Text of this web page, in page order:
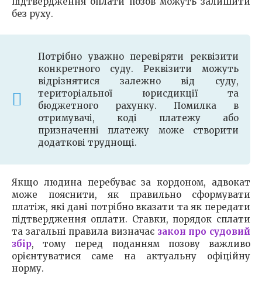
без руху.
Потрібно уважно перевіряти реквізити
конкретного суду. Реквізити можуть
відрізнятися залежно від суду,
територіальної юрисдикції та
бюджетного рахунку. Помилка в
отримувачі, коді платежу або
призначенні платежу може створити
додаткові труднощі.
Якщо людина перебуває за кордоном, адвокат
може пояснити, як правильно сформувати
платіж, які дані потрібно вказати та як передати
підтвердження оплати. Ставки, порядок сплати
та загальні правила визначає закон про судовий
збір, тому перед поданням позову важливо
орієнтуватися саме на актуальну офіційну
норму.